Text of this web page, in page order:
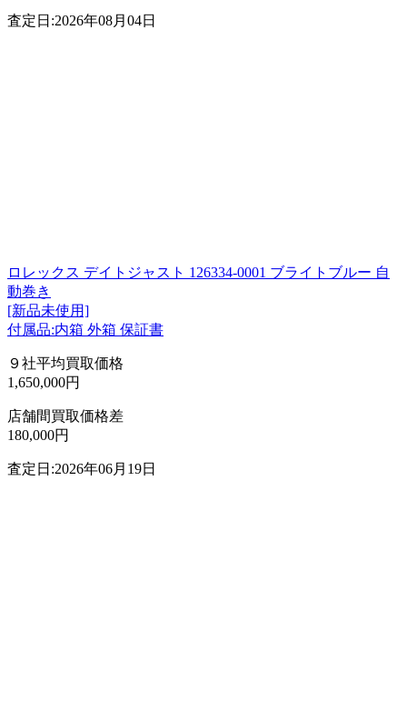
査定日:2026年08月04日
ロレックス デイトジャスト 126334-0001 ブライトブルー 自
動巻き
[新品未使用]
付属品:内箱 外箱 保証書
９社平均買取価格
1,650,000円
店舗間買取価格差
180,000円
査定日:2026年06月19日